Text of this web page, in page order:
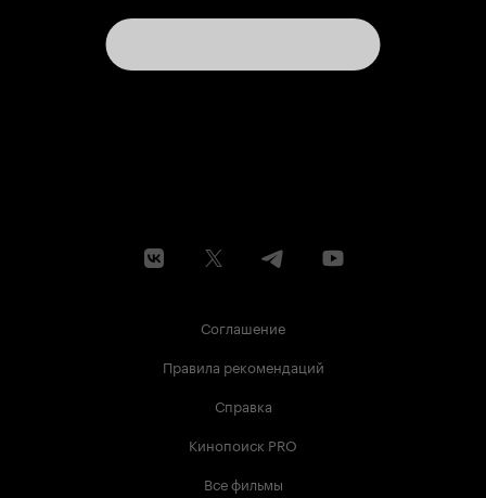
Соглашение
Правила рекомендаций
Справка
Кинопоиск PRO
Все фильмы